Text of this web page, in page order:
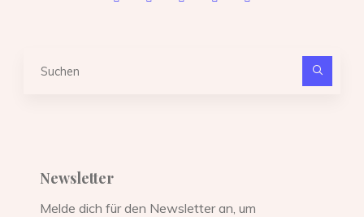
Newsletter
Melde dich für den Newsletter an, um